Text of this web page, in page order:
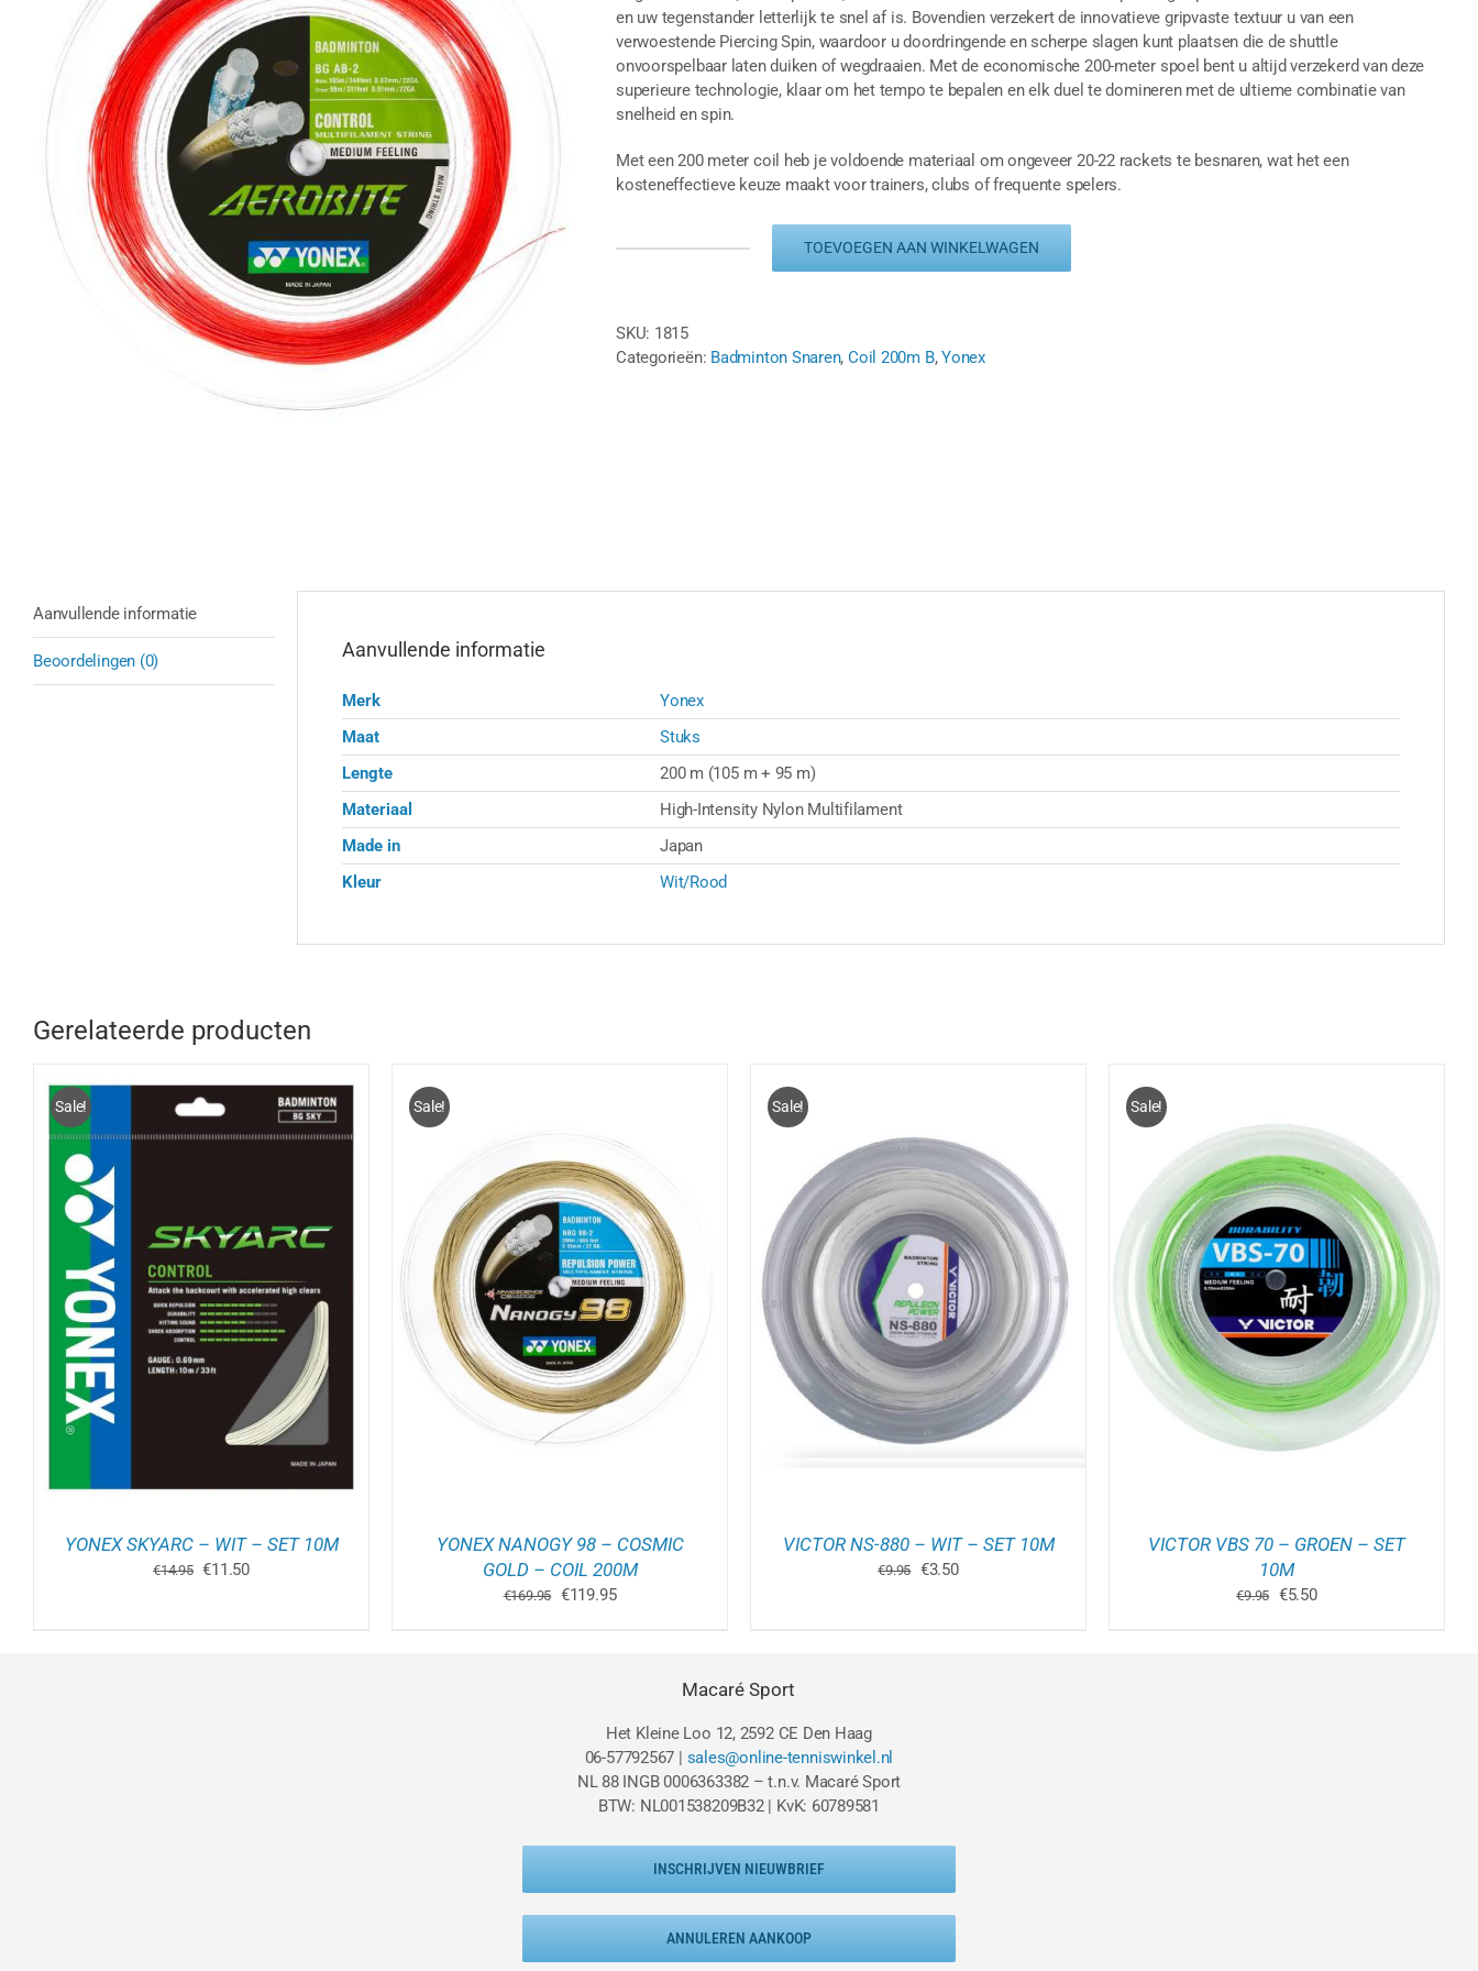
en uw tegenstander letterlijk te snel af is. Bovendien verzekert de innovatieve gripvaste textuur u van een
verwoestende Piercing Spin, waardoor u doordringende en scherpe slagen kunt plaatsen die de shuttle
onvoorspelbaar laten duiken of wegdraaien. Met de economische 200-meter spoel bent u altijd verzekerd van deze
superieure technologie, klaar om het tempo te bepalen en elk duel te domineren met de ultieme combinatie van
snelheid en spin.
Met een 200 meter coil heb je voldoende materiaal om ongeveer 20-22 rackets te besnaren, wat het een
kosteneffectieve keuze maakt voor trainers, clubs of frequente spelers.
ROOD/WIT
-
TOEVOEGEN AAN WINKELWAGEN
SKU: 1815
Categorieën: Badminton Snaren,Coil 200m B,Yonex
Aanvullende informatie
Beoordelingen (0) Aanvullende informatie
Merk
Yonex
Maat
Stuks
Lengte
200 m (105 m + 95 m)
Materiaal
High-Intensity Nylon Multifilament
Made in
Japan
Kleur
Wit/Rood
Gerelateerde producten
Sale!
YONEX SKYARC – WIT – SET 10M
€14.95 Oorspronkelijke
€11.50Huidige
Sale!
TOEVOEGEN AAN WINKELWAGEN
DETAILS
YONEX NANOGY 98 – COSMIC
GOLD – COIL 200M
€169.95 Oorspronkelijke
€119.95Huidige
Sale!
TOEVOEGEN AAN WINKELWAGEN
DETAILS
VICTOR NS-880 – WIT – SET 10M
€9.95 Oorspronkelijke
€3.50Huidige
Sale!
TOEVOEGEN AAN WINKELWAGEN
/
DETAILS
VICTOR VBS 70 – GROEN – SET
10M
€9.95 Oorspronkelijke
€5.50Huidige
Macaré Sport
Het Kleine Loo 12, 2592 CE Den Haag
06-57792567 | sales@online-tenniswinkel.nl
NL 88 INGB 0006363382 – t.n.v. Macaré Sport
BTW: NL001538209B32 | KvK: 60789581
INSCHRIJVEN NIEUWBRIEF
ANNULEREN AANKOOP